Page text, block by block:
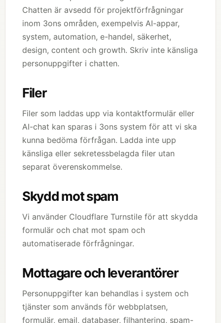
Chatten är avsedd för projektförfrågningar
inom 3ons områden, exempelvis AI-appar,
system, automation, e-handel, säkerhet,
design, content och growth. Skriv inte känsliga
personuppgifter i chatten.
Filer
Filer som laddas upp via kontaktformulär eller
AI-chat kan sparas i 3ons system för att vi ska
kunna bedöma förfrågan. Ladda inte upp
känsliga eller sekretessbelagda filer utan
separat överenskommelse.
Skydd mot spam
Vi använder Cloudflare Turnstile för att skydda
formulär och chat mot spam och
automatiserade förfrågningar.
Mottagare och leverantörer
Personuppgifter kan behandlas i system och
tjänster som används för webbplatsen,
formulär, email, databaser, filhantering, spam-